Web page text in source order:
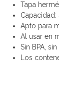
Tapa
Capacidad:
Apto para
Al usar en
Sin BPA,
Los